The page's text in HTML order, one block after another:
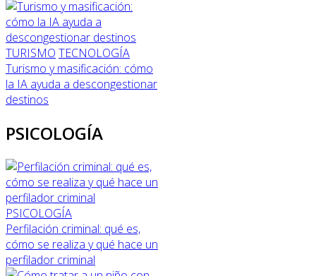
TURISMO TECNOLOGÍA
Turismo y masificación: cómo
la IA ayuda a descongestionar
destinos
PSICOLOGÍA
PSICOLOGÍA
Perfilación criminal: qué es,
cómo se realiza y qué hace un
perfilador criminal